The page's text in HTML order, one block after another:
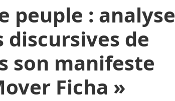
peuple : analyse
de
son manifeste
Ficha »